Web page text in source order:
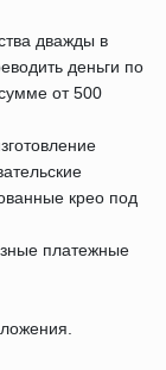
дважды в
деньги по
от 500
крео под
платежные